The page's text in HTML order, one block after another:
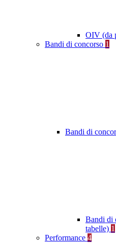
OIV (da
Bandi di concorso 1
Bandi di
Bandi di
tabelle) 1
Performance 4